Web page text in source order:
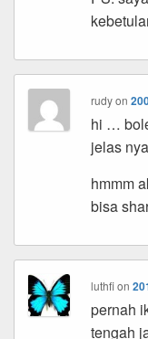
rudyon
hi …
jelas
hmmm
bisa
luthfion
pernah
tengah